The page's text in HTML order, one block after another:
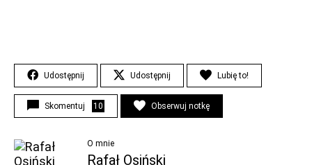
Udostępnij Udostępnij Lubię to!
Skomentuj 10 Obserwuj notkę
O mnie
Rafał Osiński